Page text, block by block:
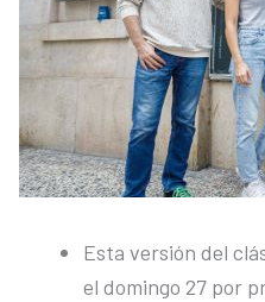
Esta versión del
el domingo 27 por